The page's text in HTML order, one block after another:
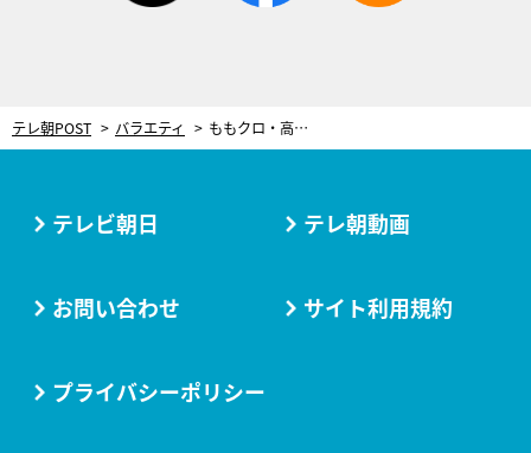
テレ朝POST バラエティ ももクロ・高城れに＆佐々木彩夏、見事な一発芸を披露！かが屋とオラキオ大笑い
テレビ朝日 テレ朝動画
お問い合わせ サイト利用規約
プライバシーポリシー